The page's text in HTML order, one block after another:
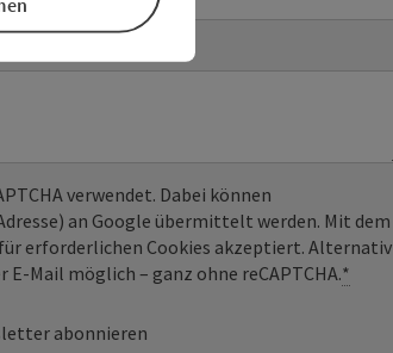
verwendet. Dabei können
an Google übermittelt werden. Mit dem
erforderlichen Cookies akzeptiert. Alternativ
Mail möglich – ganz ohne reCAPTCHA.*
abonnieren